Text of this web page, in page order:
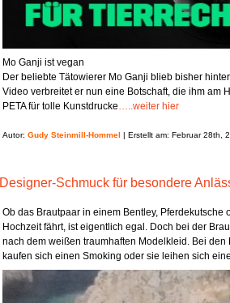
Mo Ganji ist vegan
Der beliebte Tätowierer Mo Ganji blieb bisher
Video verbreitet er nun eine Botschaft, die ihm am
PETA für tolle Kunstdrucke…..weiter hier
Autor: Gudy Steinmill-Hommel | Erstellt am: Februar 28th,
Designer-Schmuck für besondere
Ob das Brautpaar in einem Bentley, Pferdekutsche
Hochzeit fährt, ist eigentlich egal. Doch bei der
nach dem weißen traumhaften Modelkleid. Bei
kaufen sich einen Smoking oder sie leihen sich